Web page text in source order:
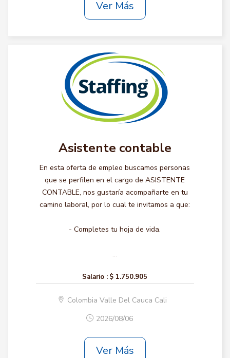
Ver Más
Asistente contable
En esta oferta de empleo buscamos personas
que se perfilen en el cargo de ASISTENTE
CONTABLE, nos gustaría acompañarte en tu
camino laboral, por lo cual te invitamos a que:
- Completes tu hoja de vida.
...
Salario : $ 1.750.905
Colombia Valle Del Cauca Cali
2026/08/06
Ver Más